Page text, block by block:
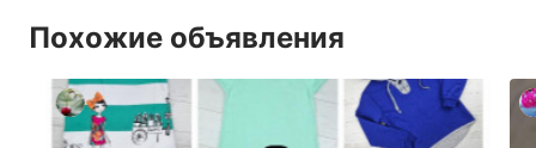
Похожие объявления